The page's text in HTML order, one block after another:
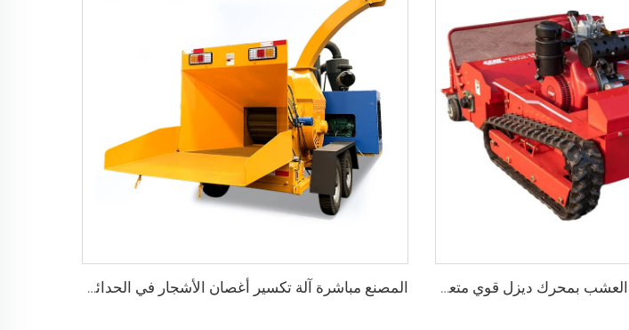
تصميم جديد لآلة قص العشب بمحرك ديزل قوي متعددة الاستخدامات مناسبة للمزارعين المصنع مباشرة آلة تكسير أغصان الأشجار في الحدائق بمحرك ديزل آلة تقطيع وتدمير الأخشاب